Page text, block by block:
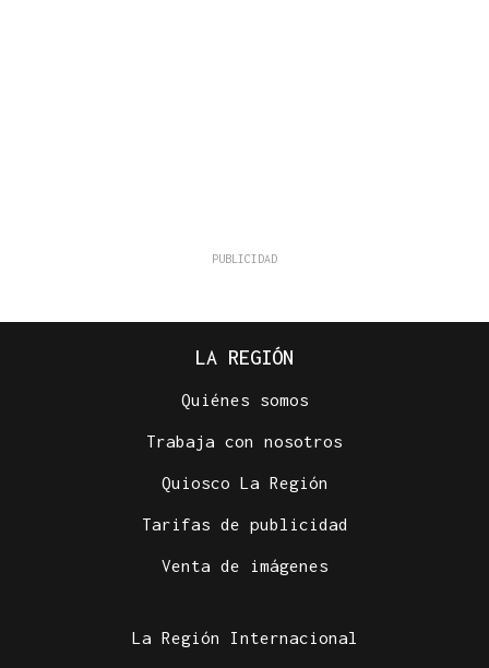
LA REGIÓN
Quiénes somos
Trabaja con nosotros
Quiosco La Región
Tarifas de publicidad
Venta de imágenes
La Región Internacional